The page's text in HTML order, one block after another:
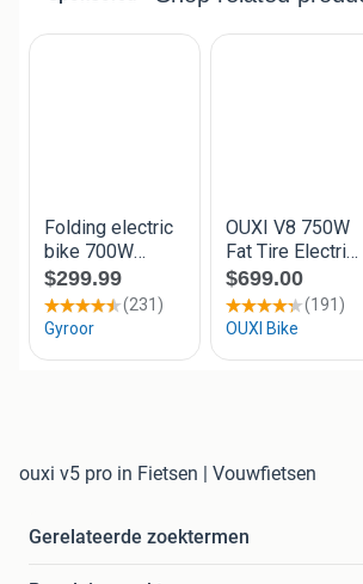
ouxi v5 pro in Fietsen | Vouwfietsen
Gerelateerde zoektermen